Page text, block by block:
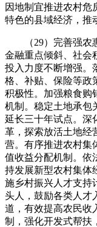
因地制宜推进农村危
特色的县域经济，推
（29）完善强农惠
金融重点倾斜、社会
投入力度不断增强。
格、补贴、保险等政
积极性。加强粮食购
机制。稳定土地承包
延长三十年试点。深
革，探索放活土地经
营。有序推进农村集
值收益分配机制。依
持发展新型农村集体
施乡村振兴人才支持
头人，鼓励各类人才
道，有效提高农民收
制，强化开发式帮扶